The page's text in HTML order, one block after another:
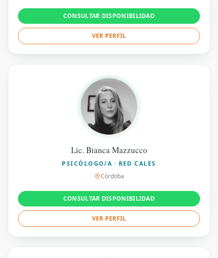
CONSULTAR DISPONIBILIDAD
VER PERFIL
Lic. Bianca Mazzucco
PSICÓLOGO/A · RED CALES
Córdoba
CONSULTAR DISPONIBILIDAD
VER PERFIL